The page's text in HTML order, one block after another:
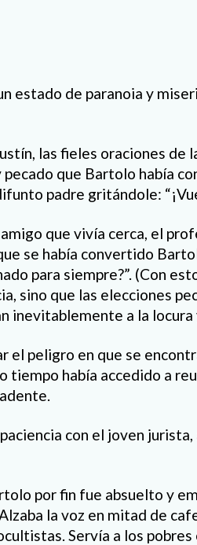
estado de paranoia y
las fieles oraciones de
que Bartolo había
padre gritándole:
que vivía cerca, el
se había convertido
para siempre?”. (Con
sino que las elecciones
inevitablemente a la locura
el peligro en que se
tiempo había accedido a
con el joven jurista,
por fin fue absuelto y
la voz en mitad de
Servía a los